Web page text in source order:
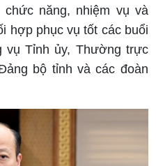
năng, nhiệm vụ và
hợp phục vụ tốt các buổi
vụ Tỉnh ủy, Thường trực
bộ tỉnh và các đoàn